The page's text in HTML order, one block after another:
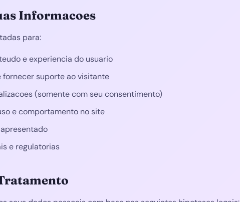
Informacoes
para:
e experiencia do usuario
fornecer suporte ao visitante
(somente com seu consentimento)
e comportamento no site
e regulatorias